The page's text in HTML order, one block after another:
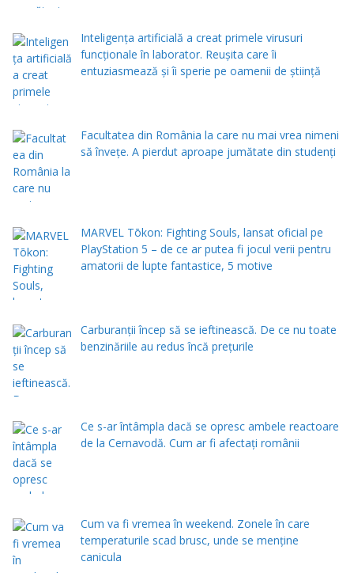
Inteligența artificială a creat primele virusuri
funcționale în laborator. Reușita care îi
entuziasmează și îi sperie pe oamenii de știință
Facultatea din România la care nu mai vrea nimeni
să înveţe. A pierdut aproape jumătate din studenţi
MARVEL Tōkon: Fighting Souls, lansat oficial pe
PlayStation 5 – de ce ar putea fi jocul verii pentru
amatorii de lupte fantastice, 5 motive
Carburanții încep să se ieftinească. De ce nu toate
benzinăriile au redus încă prețurile
Ce s-ar întâmpla dacă se opresc ambele reactoare
de la Cernavodă. Cum ar fi afectați românii
Cum va fi vremea în weekend. Zonele în care
temperaturile scad brusc, unde se menţine
canicula